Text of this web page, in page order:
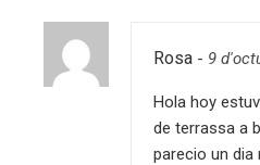
Rosa - 9
Hola hoy
de terrassa a
parecio un dia